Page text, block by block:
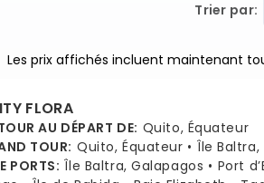
Trier par:
Les prix affichés incluent maintenant
FLORA
AU DÉPART DE: Quito, Équateur
TOUR: Quito, Équateur
Île Baltra,
PORTS: Île Baltra, Galapagos
Port